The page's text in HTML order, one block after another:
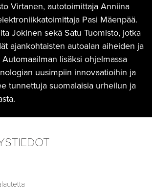
Virtanen, autotoimittaja Anniina
Pasi Mäenpää.
Jokinen sekä Satu Tuomisto, jotka
ajankohtaisten autoalan aiheiden ja
lisäksi ohjelmassa
uusimpiin innovaatioihin ja
tunnettuja suomalaisia urheilun ja